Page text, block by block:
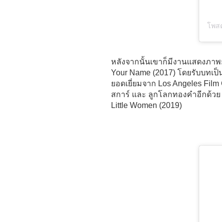
โพส
หลังจากนั้นเขาก็มีงานแสดงภา
Your Name (2017) โดยรับบท
ยอดเยี่ยมจาก Los Angeles
สการ์ และ ลูกโลกทองคำอีกด้วย
Little Women (2019)